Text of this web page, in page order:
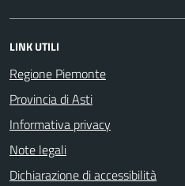
LINK UTILI
Regione Piemonte
Provincia di Asti
Informativa privacy
Note legali
Dichiarazione di accessibilità